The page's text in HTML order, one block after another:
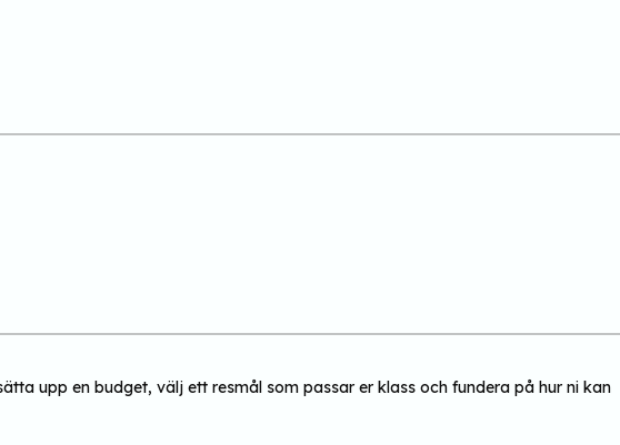
upp en budget, välj ett resmål som passar er klass och fundera på hur ni kan